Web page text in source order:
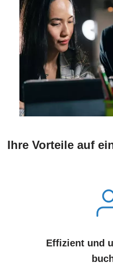
Ihre Vorteile auf
Effizient und